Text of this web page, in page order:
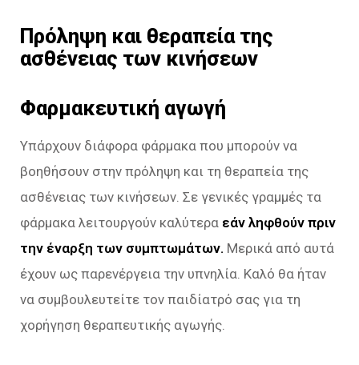
Πρόληψη και θεραπεία της
ασθένειας των κινήσεων
Φαρμακευτική αγωγή
Υπάρχουν διάφορα φάρμακα που μπορούν να
βοηθήσουν στην πρόληψη και τη θεραπεία της
ασθένειας των κινήσεων. Σε γενικές γραμμές τα
φάρμακα λειτουργούν καλύτερα εάν ληφθούν πριν
την έναρξη των συμπτωμάτων. Μερικά από αυτά
έχουν ως παρενέργεια την υπνηλία. Καλό θα ήταν
να συμβουλευτείτε τον παιδίατρό σας για τη
χορήγηση θεραπευτικής αγωγής.